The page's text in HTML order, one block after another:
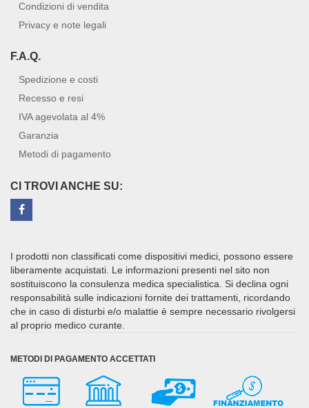
Condizioni di vendita
Privacy e note legali
F.A.Q.
Spedizione e costi
Recesso e resi
IVA agevolata al 4%
Garanzia
Metodi di pagamento
CI TROVI ANCHE SU:
I prodotti non classificati come dispositivi medici, possono essere
liberamente acquistati. Le informazioni presenti nel sito non
sostituiscono la consulenza medica specialistica. Si declina ogni
responsabilità sulle indicazioni fornite dei trattamenti, ricordando
che in caso di disturbi e/o malattie è sempre necessario rivolgersi
al proprio medico curante.
METODI DI PAGAMENTO ACCETTATI